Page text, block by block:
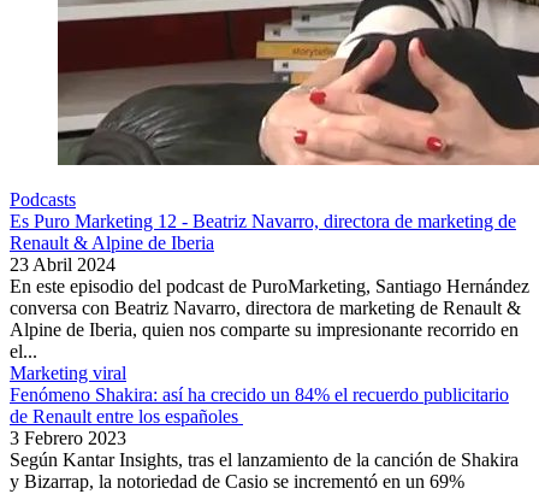
Podcasts
Es Puro Marketing 12 - Beatriz Navarro, directora de marketing de
Renault & Alpine de Iberia
23 Abril 2024
En este episodio del podcast de PuroMarketing, Santiago Hernández
conversa con Beatriz Navarro, directora de marketing de Renault &
Alpine de Iberia, quien nos comparte su impresionante recorrido en
el...
Marketing viral
Fenómeno Shakira: así ha crecido un 84% el recuerdo publicitario
de Renault entre los españoles
3 Febrero 2023
Según Kantar Insights, tras el lanzamiento de la canción de Shakira
y Bizarrap, la notoriedad de Casio se incrementó en un 69%